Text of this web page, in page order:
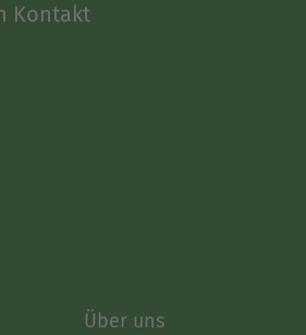
Kontakt
Über uns